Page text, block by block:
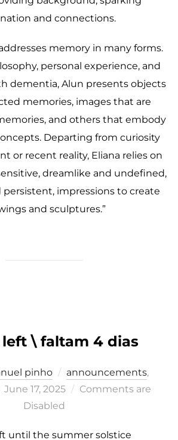
and connections.
memory in many forms.
personal experience, and
dementia, Alun presents objects
memories, images that are
and others that embody
Departing from curiosity
or recent reality, Eliana relies on
dreamlike and undefined,
impressions to create
and sculptures.”
\ faltam 4 dias
pinho announcements,
Posted
June 17, 2025
Comments are
Disabled
until the summer solstice